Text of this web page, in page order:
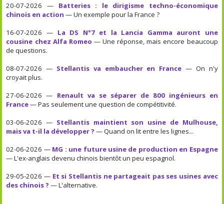
20-07-2026 — Batteries : le dirigisme techno-économique
chinois en action — Un exemple pour la France ?
16-07-2026 — La DS N°7 et la Lancia Gamma auront une
cousine chez Alfa Romeo — Une réponse, mais encore beaucoup
de questions.
08-07-2026 — Stellantis va embaucher en France — On n'y
croyait plus.
27-06-2026 — Renault va se séparer de 800 ingénieurs en
France— Pas seulement une question de compétitivité.
03-06-2026 — Stellantis maintient son usine de Mulhouse,
mais va t-il la développer ? — Quand on lit entre les lignes...
02-06-2026 — MG : une future usine de production en Espagne
— L'ex-anglais devenu chinois bientôt un peu espagnol.
29-05-2026 — Et si Stellantis ne partageait pas ses usines avec
des chinois ? — L'alternative.